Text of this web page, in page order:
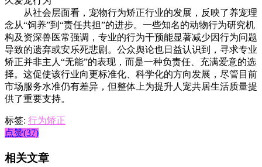
从社会层面看，宠物行为矫正行业的发展，反映了养宠理
念从“饲养”到“责任共担”的进步。一些知名的动物行为研究机
构及资深兽医常强调，专业的行为干预能显著减少因行为问题
导致的遗弃或安乐死悲剧。公众舆论也日益认识到，寻求专业
矫正并非主人“无能”的表现，而是一种负责任、充满爱意的选
择。这促使该行业向更标准化、科学化的方向发展，尽管目前
市场服务水准仍有差异，但整体上为提升人宠共居生活质量提
供了重要支持。
标签: 行为矫正
点赞(37)
相关文章